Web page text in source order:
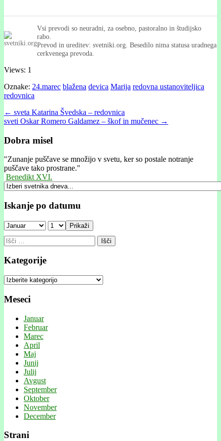
Vsi prevodi so neuradni, za osebno, pastoralno in študijsko
rabo.
Prevod in ureditev: svetniki.org. Besedilo nima statusa uradnega
cerkvenega prevoda.
Views: 1
Oznake: 24.marec blažena devica Marija redovna ustanoviteljica
redovnica
Post
navigation
← sveta Katarina Švedska – redovnica
sveti Oskar Romero Galdamez – škof in mučenec →
Dobra misel
"Zunanje puščave se množijo v svetu, ker so postale notranje
puščave tako prostrane."
Benedikt XVI.
Iskanje po datumu
Prikaži
Išči:
Kategorije
Kategorije
Meseci
Januar
Februar
Marec
April
Maj
Junij
Julij
Avgust
September
Oktober
November
December
Strani